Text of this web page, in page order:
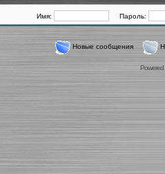
Имя: Пароль:
Новые сообщения